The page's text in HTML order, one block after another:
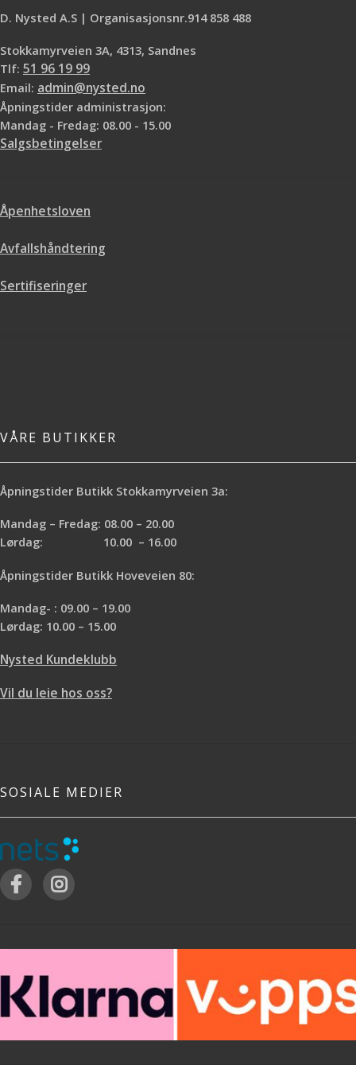
D. Nysted A.S | Organisasjonsnr.914 858 488
Stokkamyrveien 3A, 4313, Sandnes
Tlf: 51 96 19 99
Email: admin@nysted.no
Åpningstider administrasjon:
Mandag - Fredag: 08.00 - 15.00
Salgsbetingelser
Åpenhetsloven
Avfallshåndtering
Sertifiseringer
VÅRE BUTIKKER
Åpningstider Butikk Stokkamyrveien 3a:
Mandag – Fredag: 08.00 – 20.00
Lørdag: 10.00 – 16.00
Åpningstider Butikk Hoveveien 80:
Mandag- : 09.00 – 19.00
Lørdag: 10.00 – 15.00
Nysted Kundeklubb
Vil du leie hos oss?
SOSIALE MEDIER